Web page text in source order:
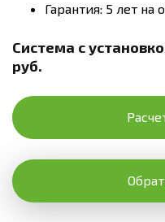
Гарантия: 5 лет
Система с
руб.